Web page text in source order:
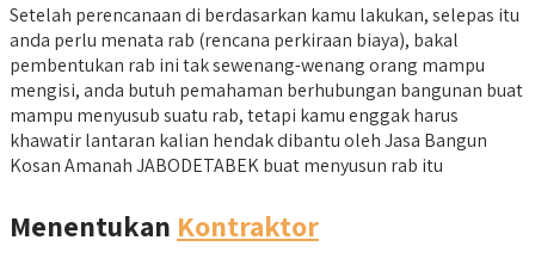
Setelah perencanaan di berdasarkan kamu lakukan, selepas itu
anda perlu menata rab (rencana perkiraan biaya), bakal
pembentukan rab ini tak sewenang-wenang orang mampu
mengisi, anda butuh pemahaman berhubungan bangunan buat
mampu menyusub suatu rab, tetapi kamu enggak harus
khawatir lantaran kalian hendak dibantu oleh Jasa Bangun
Kosan Amanah JABODETABEK buat menyusun rab itu
Menentukan Kontraktor